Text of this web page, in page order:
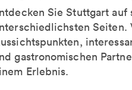
Sie Stuttgart auf
Seiten.
gastronomischen
Erlebnis.